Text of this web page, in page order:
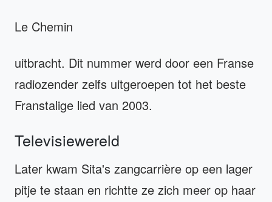
Le Chemin
uitbracht. Dit nummer werd door een Franse
radiozender zelfs uitgeroepen tot het beste
Franstalige lied van 2003.
Televisiewereld
Later kwam Sita's zangcarrière op een lager
pitje te staan en richtte ze zich meer op haar